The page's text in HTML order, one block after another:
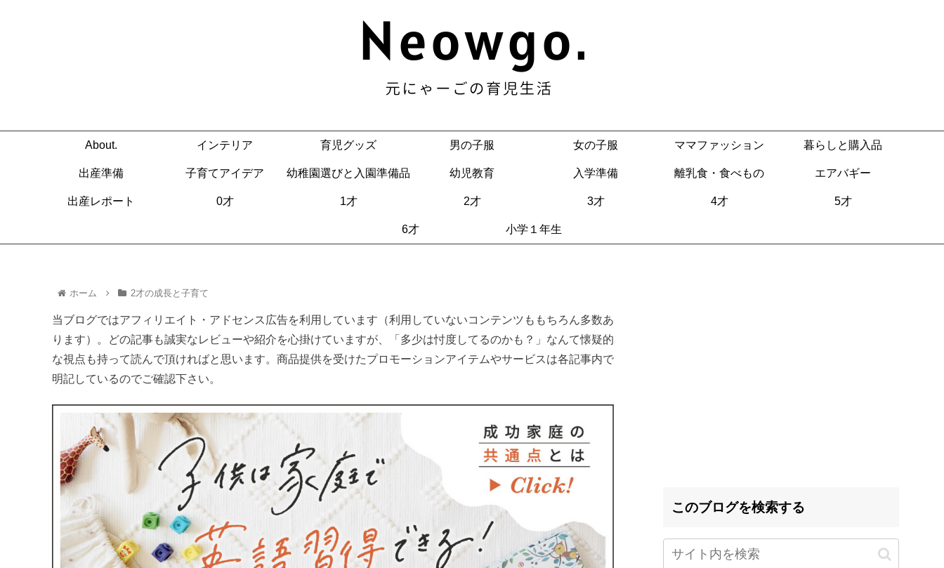
About. インテリア 育児グッズ 男の子服 女の子服 ママファッション 暮らしと購入品
出産準備 子育てアイデア 幼稚園選びと入園準備品 幼児教育 入学準備 離乳食・食べもの エアバギー
出産レポート 0才 1才 2才 3才 4才 5才
6才 小学１年生
ホーム 2才の成長と子育て
当ブログではアフィリエイト・アドセンス広告を利用しています（利用していないコンテンツももちろん多数あ
ります）。どの記事も誠実なレビューや紹介を心掛けていますが、「多少は忖度してるのかも？」なんて懐疑的
な視点も持って読んで頂ければと思います。商品提供を受けたプロモーションアイテムやサービスは各記事内で
明記しているのでご確認下さい。
このブログを検索する